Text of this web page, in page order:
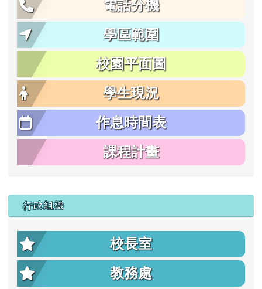
電話分機
學區範圍
校園平面圖
學生現況
作息時間表
課程計畫
行政組織
校長室
教務處